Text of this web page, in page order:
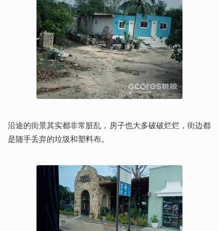
沿途的街景其实都非常脏乱，房子也大多破破烂烂，街边都
是随手丢弃的垃圾和塑料布。